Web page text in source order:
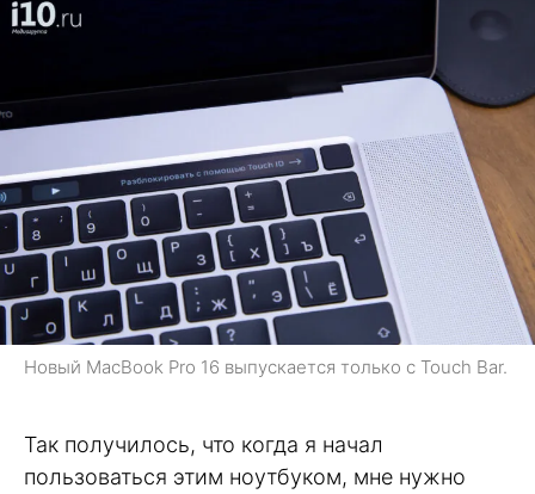
Новый MacBook Pro 16 выпускается только с Touch Bar.
Так получилось, что когда я начал
пользоваться этим ноутбуком, мне нужно